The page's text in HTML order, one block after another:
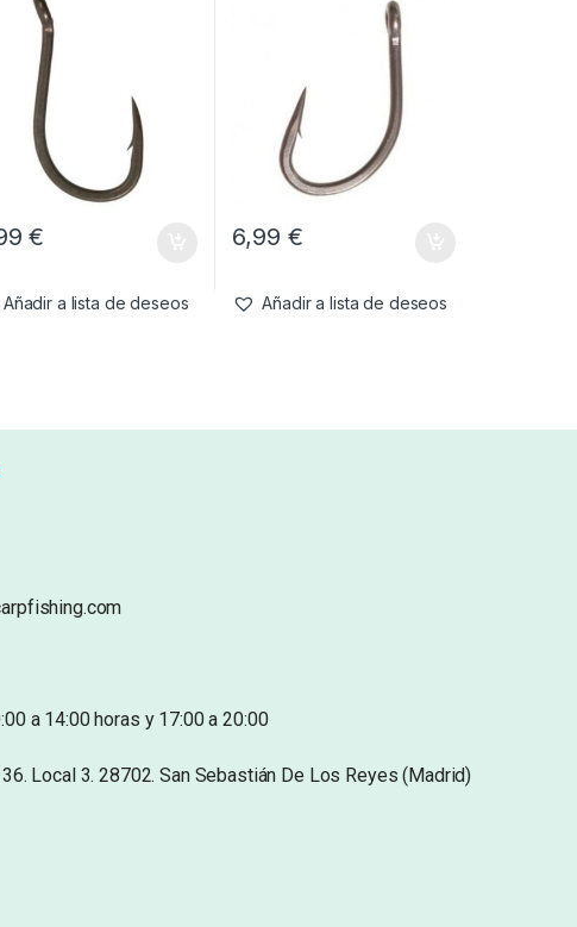
€
Añadir a lista de deseos
6,99 €
Añadir a lista de deseos
a 14:00 horas y 17:00 a 20:00
Local 3. 28702. San Sebastián De Los Reyes (Madrid)